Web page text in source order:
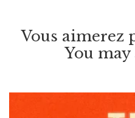
Vous aimerez
You